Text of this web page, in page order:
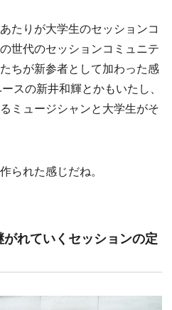
たりが大学生のセッションコ
世代のセッションコミュニテ
ちが新参者として加わった感
スの新井和輝とかもいたし、
ミュージシャンと大学生がそ
られた感じだね。
れていくセッションの定